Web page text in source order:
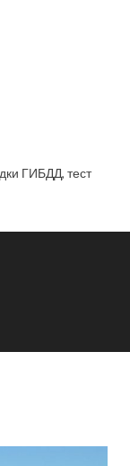
ГИБДД, тест